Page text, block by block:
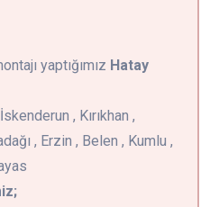
yaptığımız Hatay
, Kırıkhan ,
, Erzin , Belen , Kumlu ,